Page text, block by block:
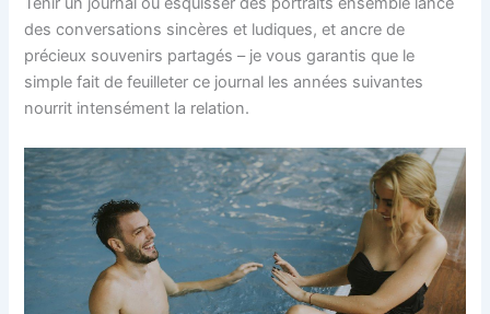
des conversations sincères et ludiques, et ancre de
précieux souvenirs partagés – je vous garantis que le
simple fait de feuilleter ce journal les années suivantes
nourrit intensément la relation.